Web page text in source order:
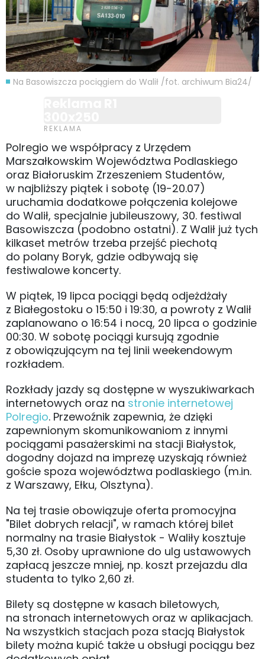
Na Basowiszcza pociągiem do Walił /fot. archiwum Bia24/
Polregio we współpracy z Urzędem
Marszałkowskim Województwa Podlaskiego
oraz Białoruskim Zrzeszeniem Studentów,
w najbliższy piątek i sobotę (19-20.07)
uruchamia dodatkowe połączenia kolejowe
do Walił, specjalnie jubileuszowy, 30. festiwal
Basowiszcza (podobno ostatni). Z Walił już tych
kilkaset metrów trzeba przejść piechotą
do polany Boryk, gdzie odbywają się
festiwalowe koncerty.
W piątek, 19 lipca pociągi będą odjeżdżały
z Białegostoku o 15:50 i 19:30, a powroty z Walił
zaplanowano o 16:54 i nocą, 20 lipca o godzinie
00:30. W sobotę pociągi kursują zgodnie
z obowiązującym na tej linii weekendowym
rozkładem.
Rozkłady jazdy są dostępne w wyszukiwarkach
internetowych oraz na stronie internetowej
Polregio. Przewoźnik zapewnia, że dzięki
zapewnionym skomunikowaniom z innymi
pociągami pasażerskimi na stacji Białystok,
dogodny dojazd na imprezę uzyskają również
goście spoza województwa podlaskiego (m.in.
z Warszawy, Ełku, Olsztyna).
Na tej trasie obowiązuje oferta promocyjna
"Bilet dobrych relacji", w ramach której bilet
normalny na trasie Białystok - Waliły kosztuje
5,30 zł. Osoby uprawnione do ulg ustawowych
zapłacą jeszcze mniej, np. koszt przejazdu dla
studenta to tylko 2,60 zł.
Bilety są dostępne w kasach biletowych,
na stronach internetowych oraz w aplikacjach.
Na wszystkich stacjach poza stacją Białystok
bilety można kupić także u obsługi pociągu bez